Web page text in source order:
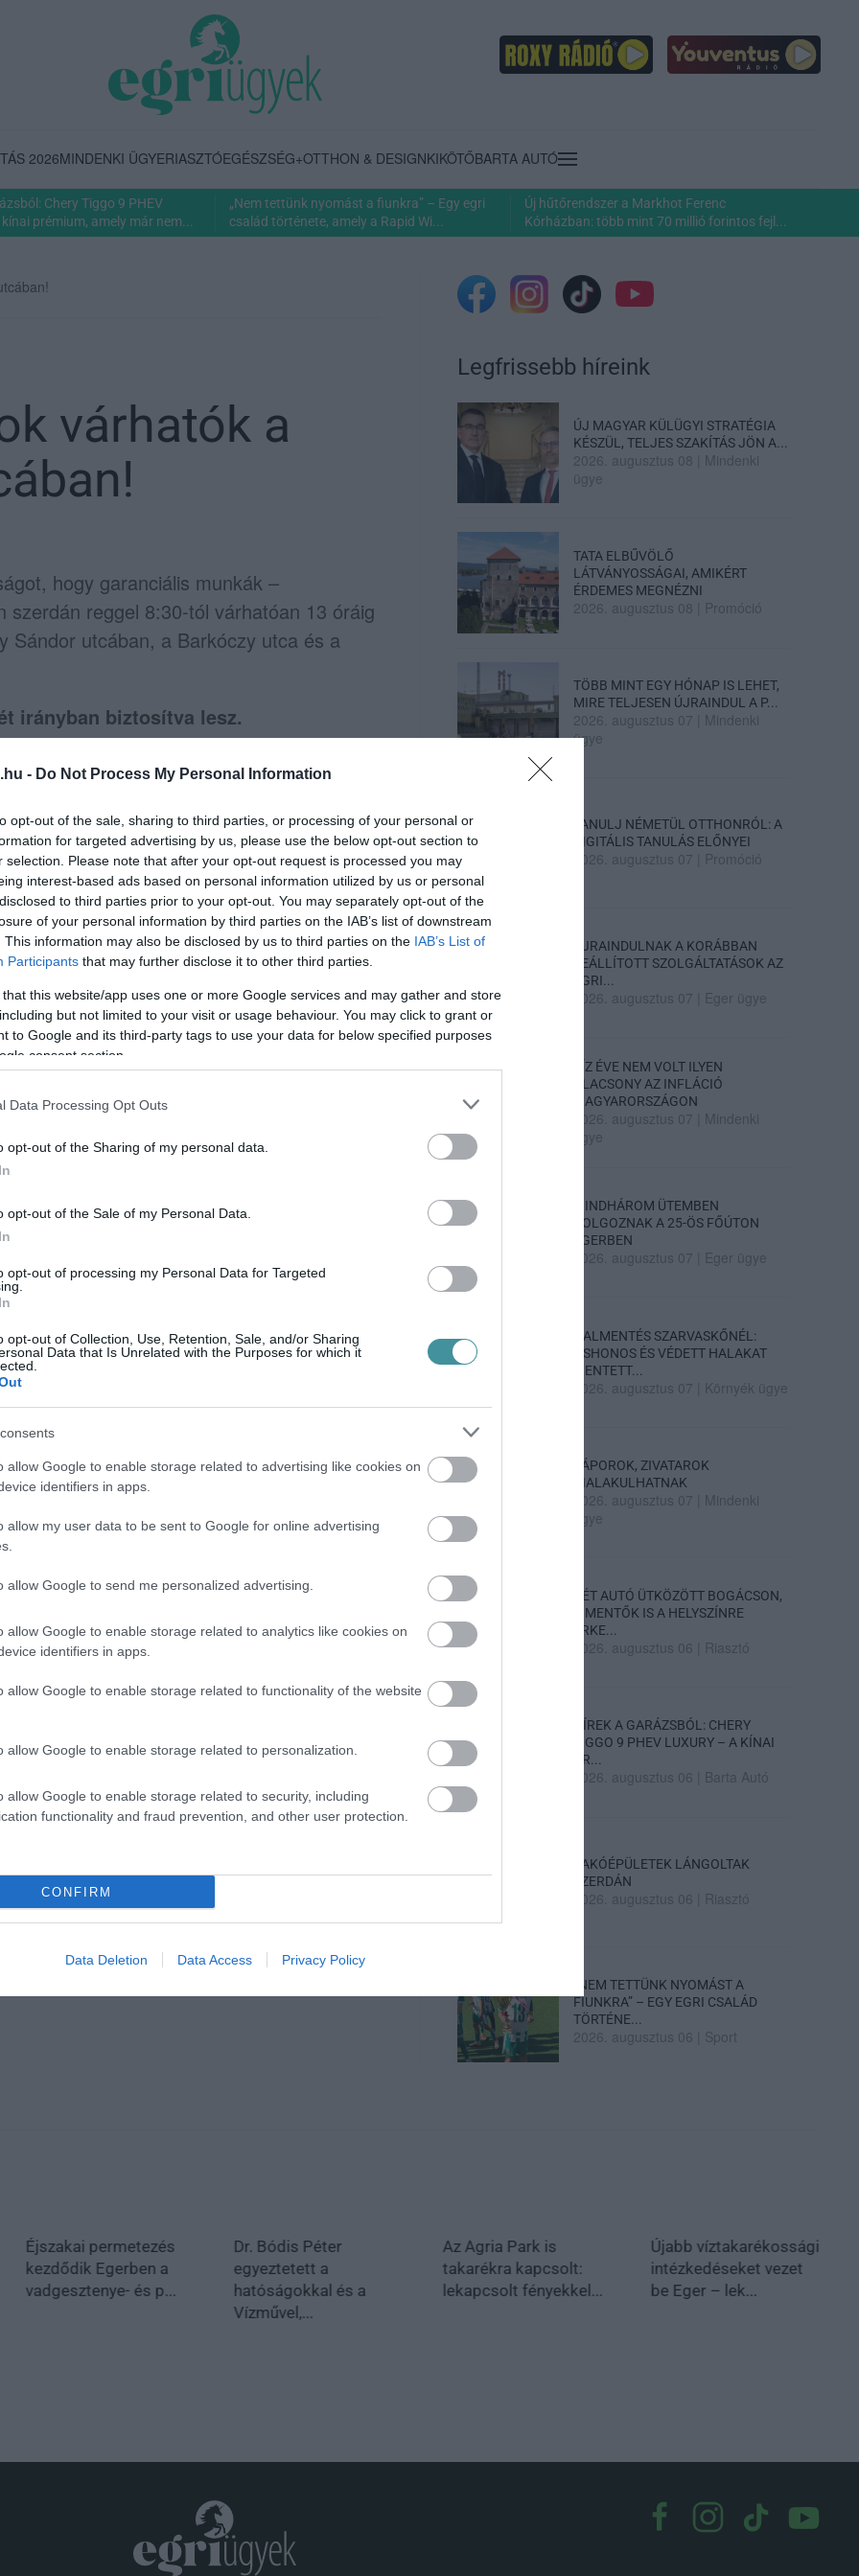
- Do Not Process My Personal Information
opt-out of the sale, sharing to third parties, or processing of your personal or
for targeted advertising by us, please use the below opt-out section to
selection. Please note that after your opt-out request is processed you may
interest-based ads based on personal information utilized by us or personal
to third parties prior to your opt-out. You may separately opt-out of the
of your personal information by third parties on the IAB’s list of downstream
This information may also be disclosed by us to third parties on the IAB’s List of
Participants that may further disclose it to other third parties.
that this website/app uses one or more Google services and may gather and store
but not limited to your visit or usage behaviour. You may click to grant or
to Google and its third-party tags to use your data for below specified purposes
consent section.
Data Processing Opt Outs
opt-out of the Sharing of my personal data.
opt-out of the Sale of my Personal Data.
opt-out of processing my Personal Data for Targeted
opt-out of Collection, Use, Retention, Sale, and/or Sharing
Data that Is Unrelated with the Purposes for which it
allow Google to enable storage related to advertising like cookies on
identifiers in apps.
allow my user data to be sent to Google for online advertising
allow Google to send me personalized advertising.
allow Google to enable storage related to analytics like cookies on
identifiers in apps.
allow Google to enable storage related to functionality of the website
allow Google to enable storage related to personalization.
allow Google to enable storage related to security, including
functionality and fraud prevention, and other user protection.
CONFIRM
Data Deletion Data Access Privacy Policy
2026MINDENKI ÜGYERIASZTÓEGÉSZSÉG+OTTHON & DESIGNKIKÖTŐBARTA AUTÓ
Chery Tiggo 9 PHEV
prémium, amely már nem...
„Nem tettünk nyomást a fiunkra” – Egy egri
család története, amely a Rapid Wi...
Új hűtőrendszer a Markhot Ferenc
Kórházban: több mint 70 millió forintos fejl...
várhatók a
hogy garanciális munkák –
reggel 8:30-tól várhatóan 13 óráig
Sándor utcában, a Barkóczy utca és a
irányban biztosítva lesz.
figyelemmel és óvatossággal
az EGRI ÜGYEK Google Hírek oldalán!
Legfrissebb híreink
ÚJ MAGYAR KÜLÜGYI STRATÉGIA
KÉSZÜL, TELJES SZAKÍTÁS JÖN A...
2026. augusztus 08
Mindenki
ügye
TATA ELBŰVÖLŐ
LÁTVÁNYOSSÁGAI, AMIKÉRT
ÉRDEMES MEGNÉZNI
2026. augusztus 08 Promóció
TÖBB MINT EGY HÓNAP IS LEHET,
MIRE TELJESEN ÚJRAINDUL A P...
2026. augusztus 07
Mindenki
ügye
TANULJ NÉMETÜL OTTHONRÓL: A
DIGITÁLIS TANULÁS ELŐNYEI
2026. augusztus 07 Promóció
ÚJRAINDULNAK A KORÁBBAN
LEÁLLÍTOTT SZOLGÁLTATÁSOK AZ
EGRI...
2026. augusztus 07 Eger ügye
TÍZ ÉVE NEM VOLT ILYEN
ALACSONY AZ INFLÁCIÓ
MAGYARORSZÁGON
2026. augusztus 07
Mindenki
ügye
MINDHÁROM ÜTEMBEN
DOLGOZNAK A 25-ÖS FŐÚTON
EGERBEN
2026. augusztus 07 Eger ügye
HALMENTÉS SZARVASKŐNÉL:
ŐSHONOS ÉS VÉDETT HALAKAT
MENTETT...
2026. augusztus 07 Környék ügye
ZÁPOROK, ZIVATAROK
KIALAKULHATNAK
2026. augusztus 07
Mindenki
ügye
KÉT AUTÓ ÜTKÖZÖTT BOGÁCSON,
A MENTŐK IS A HELYSZÍNRE
ÉRKE...
2026. augusztus 06 Riasztó
HÍREK A GARÁZSBÓL: CHERY
TIGGO 9 PHEV LUXURY – A KÍNAI
PR...
2026. augusztus 06 Barta Autó
LAKÓÉPÜLETEK LÁNGOLTAK
SZERDÁN
2026. augusztus 06 Riasztó
„NEM TETTÜNK NYOMÁST A
FIUNKRA” – EGY EGRI CSALÁD
TÖRTÉNE...
2026. augusztus 06 Sport
Éjszakai permetezés
kezdődik Egerben a
vadgesztenye- és p...
Dr. Bódis Péter
egyeztetett a
hatóságokkal és a
Vízművel,...
Az Agria Park is
takarékra kapcsolt:
lekapcsolt fényekkel...
Újabb víztakarékossági
intézkedéseket vezet
be Eger – lek...